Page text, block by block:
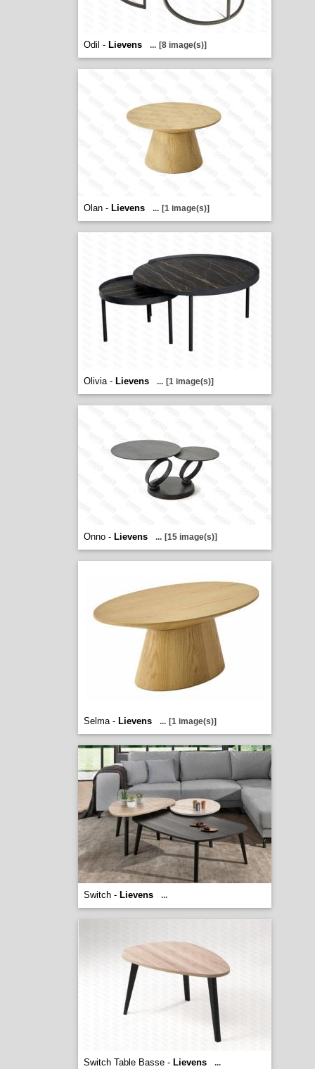
Odil - Lievens ... [8 image(s)]
Olan - Lievens ... [1 image(s)]
Olivia - Lievens ... [1 image(s)]
Onno - Lievens ... [15 image(s)]
Selma - Lievens ... [1 image(s)]
Switch - Lievens ...
Switch Table Basse - Lievens
...